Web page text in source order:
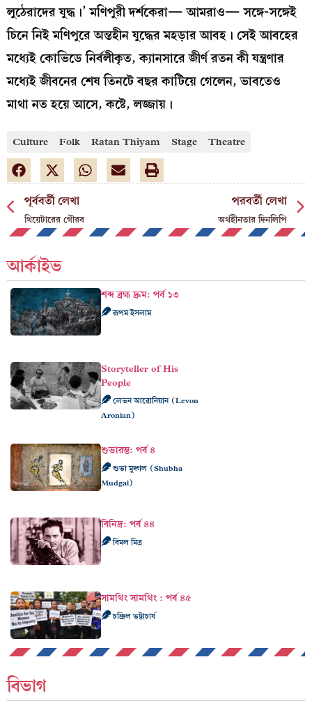
লুঠেরাদের যুদ্ধ।’ মণিপুরী দর্শকেরা— আমরাও— সঙ্গে-সঙ্গেই
চিনে নিই মণিপুরে অন্তহীন যুদ্ধের মহড়ার আবহ। সেই আবহের
মধ্যেই কোভিডে নির্বলীকৃত, ক্যানসারে জীর্ণ রতন কী যন্ত্রণার
মধ্যেই জীবনের শেষ তিনটে বছর কাটিয়ে গেলেন, ভাবতেও
মাথা নত হয়ে আসে, কষ্টে, লজ্জায়।
Culture Folk Ratan Thiyam Stage Theatre
পূর্ববর্তী লেখা
থিয়েটারের গৌরব
পরবর্তী লেখা
অর্থহীনতার দিনলিপি
আর্কাইভ
শব্দ ব্রহ্ম দ্রুম: পর্ব ১৩
রূপম ইসলাম
Storyteller of His
People
লেভন আরোনিয়ান (Levon
Aronian)
শুভারম্ভ: পর্ব ৪
শুভা মুদ্গল (Shubha
Mudgal)
বিনিদ্র: পর্ব ৪৪
বিমল মিত্র
সামথিং সামথিং : পর্ব ৪৫
চন্দ্রিল ভট্টাচার্য
বিভাগ